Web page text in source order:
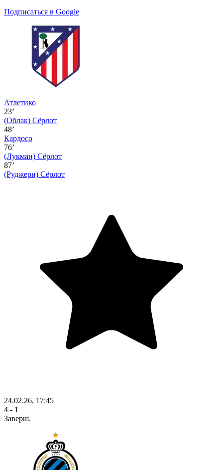
Подписаться в Google
Атлетико
23’
(Облак) Сёрлот
48’
Кардосо
76’
(Лукман) Сёрлот
87’
(Руджери) Сёрлот
24.02.26, 17:45
4 - 1
Заверш.